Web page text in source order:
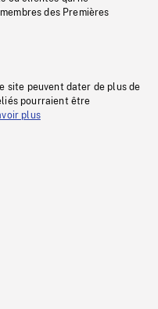
des Premières
site peuvent dater de plus de
pourraient être
plus